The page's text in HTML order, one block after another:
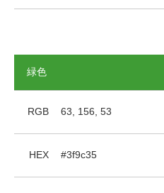
緑色
RGB 63, 156, 53
HEX #3f9c35